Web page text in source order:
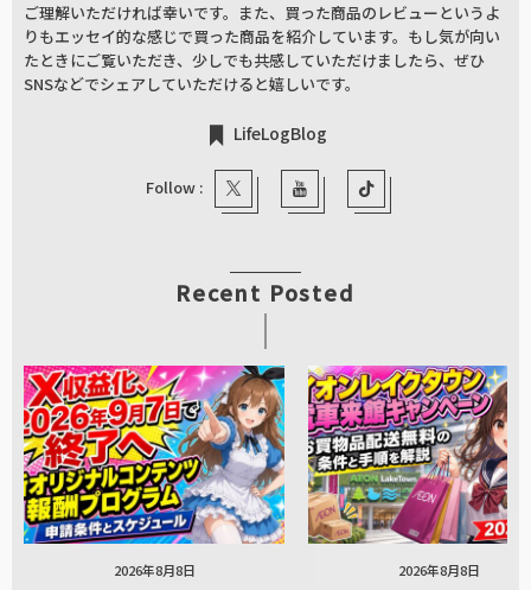
ご理解いただければ幸いです。また、買った商品のレビューというよ
りもエッセイ的な感じで買った商品を紹介しています。もし気が向い
たときにご覧いただき、少しでも共感していただけましたら、ぜひ
SNSなどでシェアしていただけると嬉しいです。
LifeLogBlog
Follow :
Recent Posted
2026年8月8日 2026年8月8日